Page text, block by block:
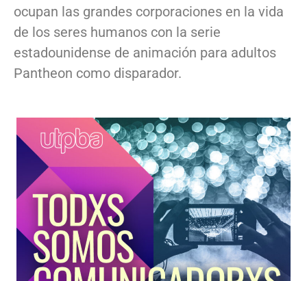
ocupan las grandes corporaciones en la vida
de los seres humanos con la serie
estadounidense de animación para adultos
Pantheon como disparador.